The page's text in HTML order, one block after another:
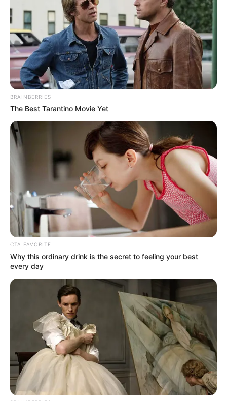
BRAINBERRIES
The Best Tarantino Movie Yet
CTA FAVORITE
Why this ordinary drink is the secret to feeling your best
every day